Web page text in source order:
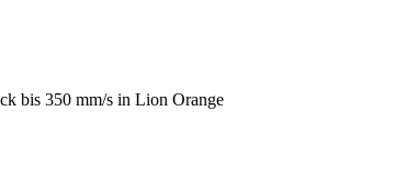
bis 350 mm/s in Lion Orange